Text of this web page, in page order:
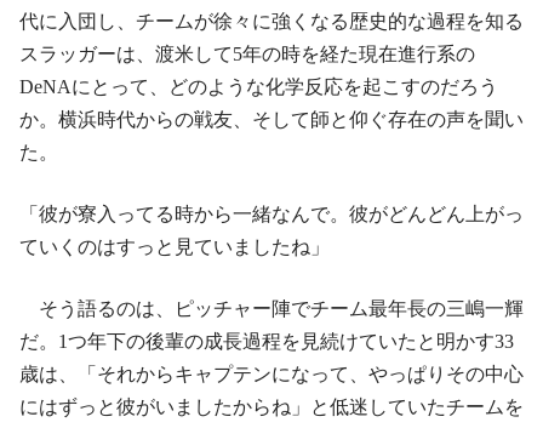
代に入団し、チームが徐々に強くなる歴史的な過程を知る
スラッガーは、渡米して5年の時を経た現在進行系の
DeNAにとって、どのような化学反応を起こすのだろう
か。横浜時代からの戦友、そして師と仰ぐ存在の声を聞い
た。
「彼が寮入ってる時から一緒なんで。彼がどんどん上がっ
ていくのはすっと見ていましたね」
そう語るのは、ピッチャー陣でチーム最年長の三嶋一輝
だ。1つ年下の後輩の成長過程を見続けていたと明かす33
歳は、「それからキャプテンになって、やっぱりその中心
にはずっと彼がいましたからね」と低迷していたチームを